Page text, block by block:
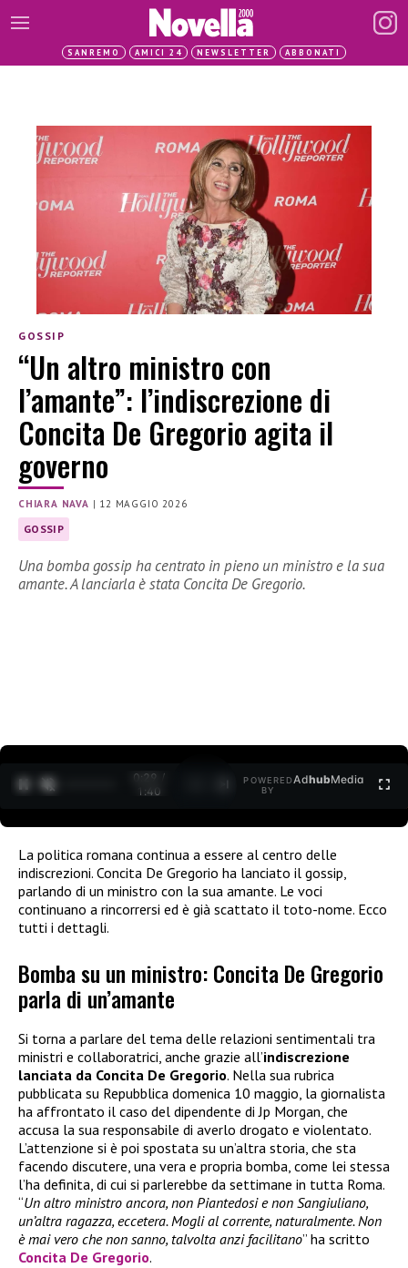
SANREMO AMICI 24 NEWSLETTER ABBONATI
GOSSIP
“Un altro ministro con
l’amante”: l’indiscrezione di
Concita De Gregorio agita il
governo
CHIARA NAVA | 12 MAGGIO 2026
GOSSIP
Una bomba gossip ha centrato in pieno un ministro e la sua
amante. A lanciarla è stata Concita De Gregorio.
0:30 /
1:40
POWERED
BY
AdhubMedia
La politica romana continua a essere al centro delle
indiscrezioni. Concita De Gregorio ha lanciato il gossip,
parlando di un ministro con la sua amante. Le voci
continuano a rincorrersi ed è già scattato il toto-nome. Ecco
tutti i dettagli.
Bomba su un ministro: Concita De Gregorio
parla di un’amante
Si torna a parlare del tema delle relazioni sentimentali tra
ministri e collaboratrici, anche grazie all’indiscrezione
lanciata da Concita De Gregorio. Nella sua rubrica
pubblicata su Repubblica domenica 10 maggio, la giornalista
ha affrontato il caso del dipendente di Jp Morgan, che
accusa la sua responsabile di averlo drogato e violentato.
L’attenzione si è poi spostata su un’altra storia, che sta
facendo discutere, una vera e propria bomba, come lei stessa
l’ha definita, di cui si parlerebbe da settimane in tutta Roma.
“Un altro ministro ancora, non Piantedosi e non Sangiuliano,
un’altra ragazza, eccetera. Mogli al corrente, naturalmente. Non
è mai vero che non sanno, talvolta anzi facilitano” ha scritto
Concita De Gregorio.